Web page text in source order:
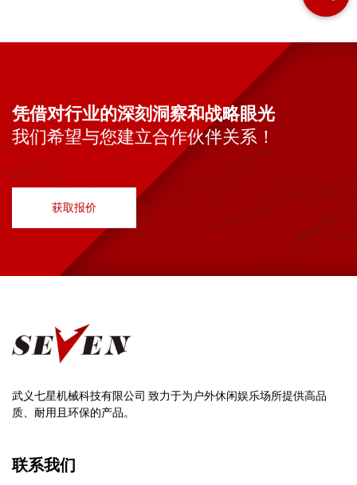
凭借对行业的深刻洞察和战略眼光
我们希望与您建立合作伙伴关系！
获取报价
武义七星机械科技有限公司 致力于为户外休闲娱乐场所提供高品
质、耐用且环保的产品。
联系我们